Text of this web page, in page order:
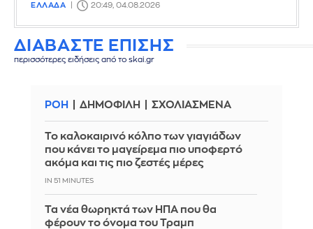
ΕΛΛΑΔΑ 20:49, 04.08.2026
ΔΙΑΒΑΣΤΕ ΕΠΙΣΗΣ
περισσότερες ειδήσεις από το skai.gr
ΡΟΗ ΔΗΜΟΦΙΛΗ ΣΧΟΛΙΑΣΜΕΝΑ
Το καλοκαιρινό κόλπο των γιαγιάδων
που κάνει το μαγείρεμα πιο υποφερτό
ακόμα και τις πιο ζεστές μέρες
IN 51 MINUTES
Τα νέα θωρηκτά των ΗΠΑ που θα
φέρουν το όνομα του Τραμπ